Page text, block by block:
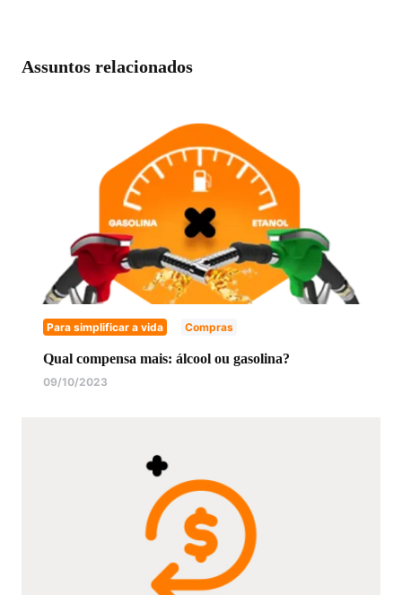
Assuntos relacionados
Para simplificar a vida Compras
Qual compensa mais: álcool ou gasolina?
09/10/2023